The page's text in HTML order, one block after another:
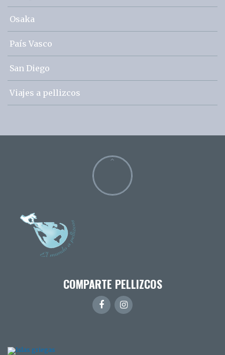
Osaka
País Vasco
San Diego
Viajes a pellizcos
COMPARTE PELLIZCOS